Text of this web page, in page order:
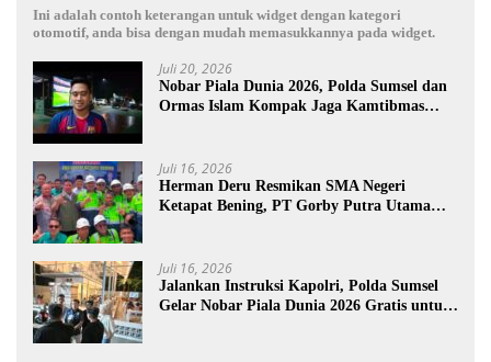
Ini adalah contoh keterangan untuk widget dengan kategori
otomotif, anda bisa dengan mudah memasukkannya pada widget.
Juli 20, 2026
Nobar Piala Dunia 2026, Polda Sumsel dan
Ormas Islam Kompak Jaga Kamtibmas
Juli 16, 2026
Herman Deru Resmikan SMA Negeri
Ketapat Bening, PT Gorby Putra Utama
Juli 16, 2026
Jalankan Instruksi Kapolri, Polda Sumsel
Gelar Nobar Piala Dunia 2026 Gratis untuk